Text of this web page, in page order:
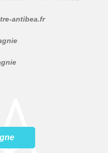
antibea.fr